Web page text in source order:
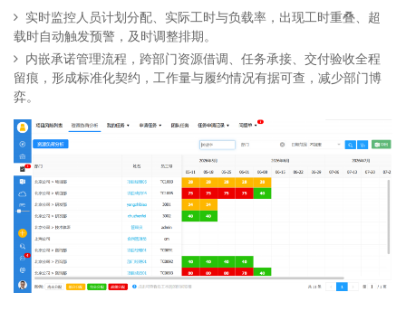
实时监控人员计划分配、实际工时与负载率，出现工时重叠、超
载时自动触发预警，及时调整排期。
内嵌承诺管理流程，跨部门资源借调、任务承接、交付验收全程
留痕，形成标准化契约，工作量与履约情况有据可查，减少部门博
弈。